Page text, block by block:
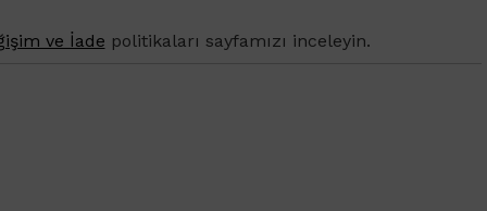
ve İade politikaları sayfamızı inceleyin.